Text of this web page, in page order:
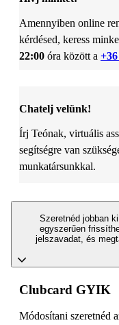
Amennyiben online
kérdésed, keress
22:00 óra között a
Chatelj velünk!
Írj Teónak, virtuális
segítségre van
munkatársunkkal.
Szeretnéd jobban
egyszerűen
jelszavadat, és
Clubcard GYIK
Módosítani szeretnéd